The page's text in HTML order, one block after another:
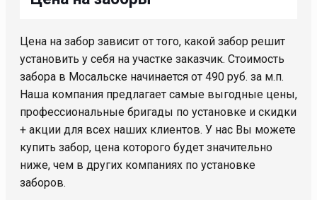
Цена на забор зависит от того, какой забор решит
установить у себя на участке заказчик. Стоимость
забора в Мосальске начинается от 490 руб. за м.п.
Наша компания предлагает самые выгодные цены,
профессиональные бригады по установке и скидки
+ акции для всех наших клиентов. У нас Вы можете
купить забор, цена которого будет значительно
ниже, чем в других компаниях по установке
заборов.